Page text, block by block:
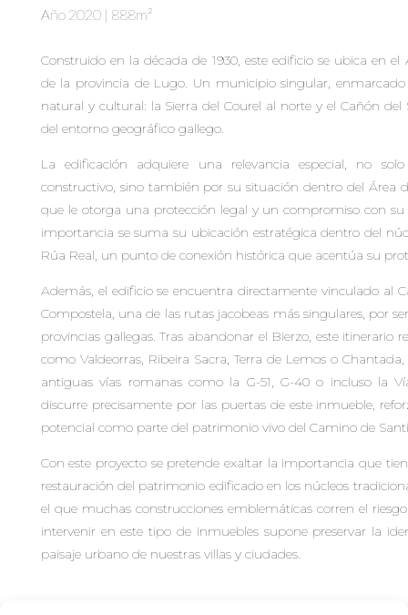
Año 2020 | 888m²
Construido en la década de 1930, este edificio se ubica en
de la provincia de Lugo. Un municipio singular,
natural y cultural: la Sierra del Courel al norte y el Cañón del
del entorno geográfico gallego.
La edificación adquiere una relevancia especial, no
constructivo, sino también por su situación dentro del Área
que le otorga una protección legal y un compromiso con
importancia se suma su ubicación estratégica dentro del
Rúa Real, un punto de conexión histórica que acentúa su
Además, el edificio se encuentra directamente vinculado al
Compostela, una de las rutas jacobeas más singulares, por
provincias gallegas. Tras abandonar el Bierzo, este itinerario
como Valdeorras, Ribeira Sacra, Terra de Lemos o
antiguas vías romanas como la G-51, G-40 o incluso la
discurre precisamente por las puertas de este inmueble,
potencial como parte del patrimonio vivo del Camino de
Con este proyecto se pretende exaltar la importancia que
restauración del patrimonio edificado en los núcleos
el que muchas construcciones emblemáticas corren el
intervenir en este tipo de inmuebles supone preservar la
paisaje urbano de nuestras villas y ciudades.